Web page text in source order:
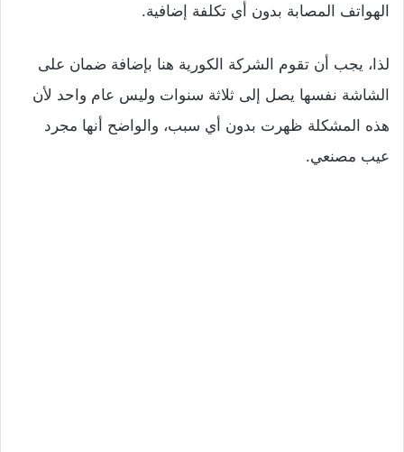
الهواتف المصابة بدون أي تكلفة إضافية.
لذا، يجب أن تقوم الشركة الكورية هنا بإضافة ضمان على
الشاشة نفسها يصل إلى ثلاثة سنوات وليس عام واحد لأن
هذه المشكلة ظهرت بدون أي سبب، والواضح أنها مجرد
عيب مصنعي.